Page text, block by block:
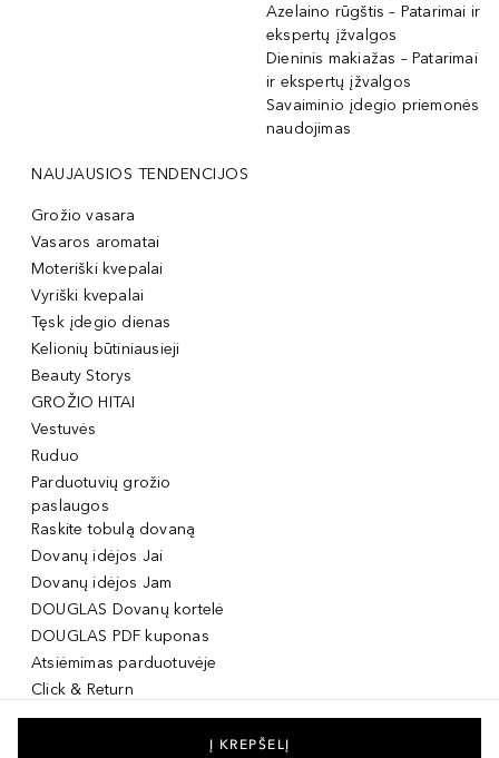
Azelaino rūgštis – Patarimai ir
ekspertų įžvalgos
Dieninis makiažas – Patarimai
ir ekspertų įžvalgos
Savaiminio įdegio priemonės
naudojimas
NAUJAUSIOS TENDENCIJOS
Grožio vasara
Vasaros aromatai
Moteriški kvepalai
Vyriški kvepalai
Tęsk įdegio dienas
Kelionių būtiniausieji
Beauty Storys
GROŽIO HITAI
Vestuvės
Ruduo
Parduotuvių grožio
paslaugos
Raskite tobulą dovaną
Dovanų idėjos Jai
Dovanų idėjos Jam
DOUGLAS Dovanų kortelė
DOUGLAS PDF kuponas
Atsiėmimas parduotuvėje
Click & Return
DOUGLAS Grožio Kortelė
Į KREPŠELĮ